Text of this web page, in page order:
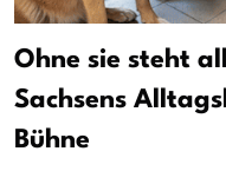
Ohne sie steht
Sachsens
Bühne